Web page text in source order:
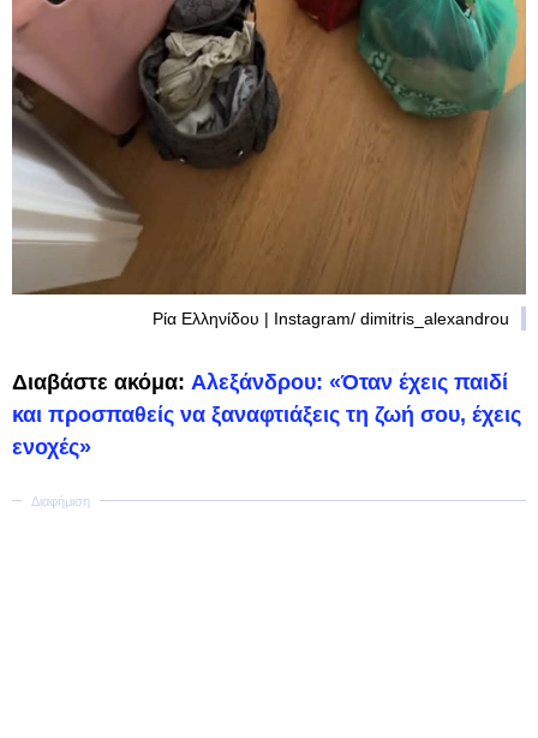
Ρία Ελληνίδου | Instagram/ dimitris_alexandrou
Διαβάστε ακόμα: Αλεξάνδρου: «Όταν έχεις παιδί
και προσπαθείς να ξαναφτιάξεις τη ζωή σου, έχεις
ενοχές»